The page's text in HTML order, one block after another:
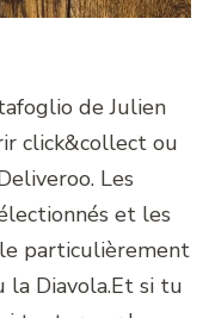
de Julien
click&collect ou
Les
et les
particulièrement
la Diavola.Et si tu